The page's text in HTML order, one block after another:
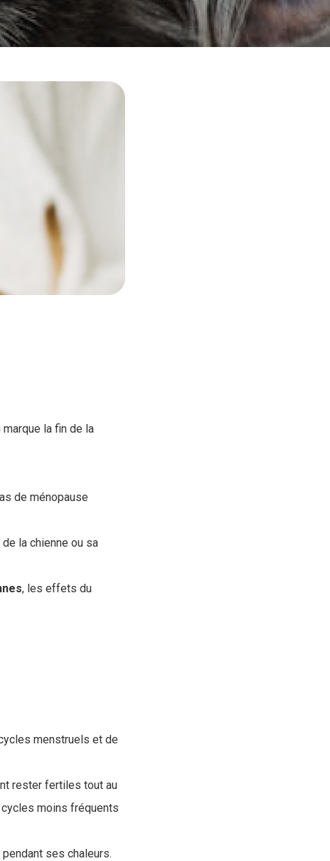
marque la fin de la
de ménopause
la chienne ou sa
, les effets du
menstruels et de
rester fertiles tout au
moins fréquents
ses chaleurs.